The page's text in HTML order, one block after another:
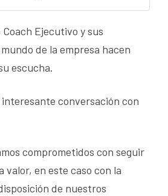
Ejecutivo y sus
de la empresa hacen
escucha.
conversación con
comprometidos con seguir
valor, en este caso con la
de nuestros